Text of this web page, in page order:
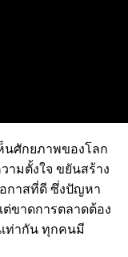
นศักยภาพของโลก
ามตั้งใจ ขยันสร้าง
กาสที่ดี ซึ่งปัญหา
ขาดการตลาดต้อง
ท่ากัน ทุกคนมี